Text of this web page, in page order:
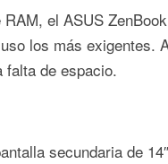
el ASUS
los más exigentes.
de espacio.
secundaria de